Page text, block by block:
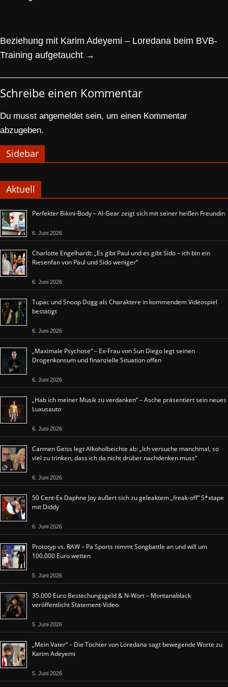
Beziehung mit Karim Adeyemi – Loredana beim BVB-
Training aufgetaucht →
Schreibe einen Kommentar
Du musst angemeldet sein, um einen Kommentar
abzugeben.
Sidebar
Aktuell
Perfekter Bikini-Body – Al-Gear zeigt sich mit seiner heißen Freundin
6. Juni 2026
Charlotte Engelhardt: „Es gibt Paul und es gibt Sido – ich bin ein
Riesenfan von Paul und Sido weniger“
6. Juni 2026
Tupac und Snoop Dogg als Charaktere in kommendem Videospiel
bestätigt
6. Juni 2026
„Maximale Psychose“ – Ex-Frau von Sun Diego legt seinen
Drogenkonsum und finanzielle Situation offen
6. Juni 2026
„Hab ich meiner Musik zu verdanken“ – Asche präsentiert sein neues
Luxusauto
6. Juni 2026
Carmen Geiss legt Alkoholbeichte ab: „Ich versuche manchmal, so
viel zu trinken, dass ich da nicht drüber nachdenken muss“
6. Juni 2026
50 Cent-Ex Daphne Joy äußert sich zu geleaktem „freak-off“ S*xtape
mit Diddy
6. Juni 2026
Prototyp vs. RAW – Pa Sports nimmt Songbattle an und will um
100.000 Euro wetten
5. Juni 2026
35.000 Euro Bestechungsgeld & N-Wort – Montanablack
veröffentlicht Statement-Video
5. Juni 2026
„Mein Vater“ – Die Tochter von Loredana sagt bewegende Worte zu
Karim Adeyemi
5. Juni 2026